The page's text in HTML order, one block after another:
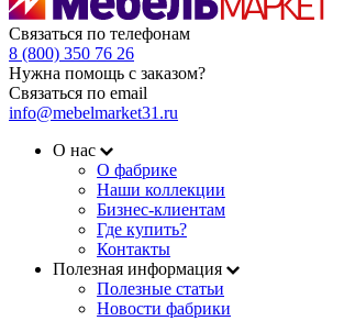
Связаться по телефонам
8 (800) 350 76 26
Нужна помощь с заказом?
Связаться по email
info@mebelmarket31.ru
О нас
О фабрике
Наши коллекции
Бизнес-клиентам
Где купить?
Контакты
Полезная информация
Полезные статьи
Новости фабрики